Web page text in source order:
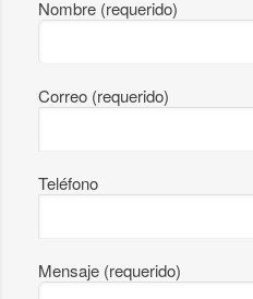
Nombre (requerido)
Correo (requerido)
Teléfono
Mensaje (requerido)